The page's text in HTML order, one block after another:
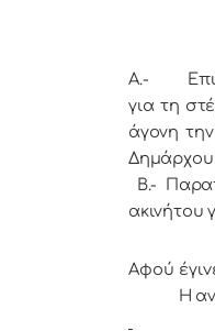
Α.-
για τη
άγονη
Δημάρχου
Β.-
ακινήτου
Αφoύ
Η